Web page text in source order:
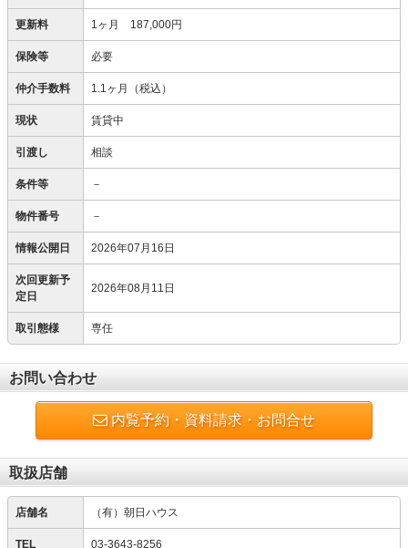
更新料 1ヶ月 187,000円
保険等 必要
仲介手数料 1.1ヶ月（税込）
現状 賃貸中
引渡し 相談
条件等 －
物件番号 －
情報公開日 2026年07月16日
次回更新予
定日
2026年08月11日
取引態様 専任
お問い合わせ
内覧予約・資料請求・お問合せ
取扱店舗
店舗名 （有）朝日ハウス
TEL 03-3643-8256